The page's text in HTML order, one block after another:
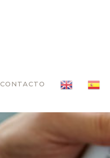
CONTACTO